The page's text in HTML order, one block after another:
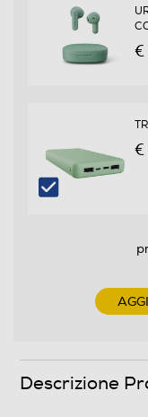
Controllo volume
Cuffie sportive
Waterproof
Descrizione